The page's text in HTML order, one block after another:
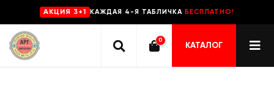
AKЦИЯ 3+1 КАЖДАЯ 4-Я ТАБЛИЧКА БЕСПЛАТНО!
0
КАТАЛОГ